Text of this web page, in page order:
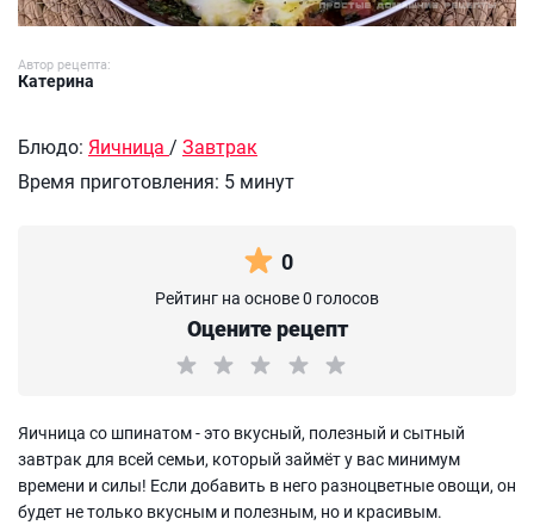
Автор рецепта:
Катерина
Блюдо: Яичница / Завтрак
Время приготовления: 5 минут
0
Рейтинг на основе 0 голосов
Оцените рецепт
Яичница со шпинатом - это вкусный, полезный и сытный
завтрак для всей семьи, который займёт у вас минимум
времени и силы! Если добавить в него разноцветные овощи, он
будет не только вкусным и полезным, но и красивым.